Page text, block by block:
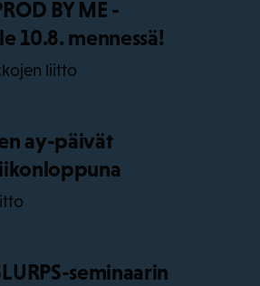
BY ME -
10.8. mennessä!
liitto
ay-päivät
seminaarin